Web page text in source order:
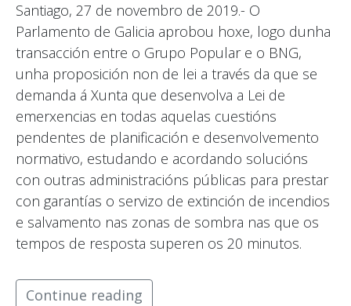
Santiago, 27 de novembro de 2019.- O
Parlamento de Galicia aprobou hoxe, logo dunha
transacción entre o Grupo Popular e o BNG,
unha proposición non de lei a través da que se
demanda á Xunta que desenvolva a Lei de
emerxencias en todas aquelas cuestións
pendentes de planificación e desenvolvemento
normativo, estudando e acordando solucións
con outras administracións públicas para prestar
con garantías o servizo de extinción de incendios
e salvamento nas zonas de sombra nas que os
tempos de resposta superen os 20 minutos.
Continue reading